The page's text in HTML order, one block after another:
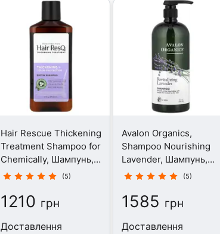
Hair Rescue Thickening
Treatment Shampoo for
Chemically, Шампунь,
355 мл
(5)
1210 грн
Доставлення
Avalon Organics,
Shampoo Nourishing
Lavender, Шампунь,
946 мл
(5)
1585 грн
Доставлення